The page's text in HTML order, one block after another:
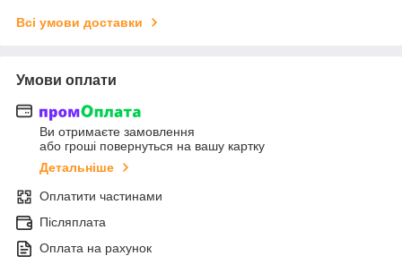
Всі умови доставки
Умови оплати
Ви отримаєте замовлення
або гроші повернуться на вашу картку
Детальніше
Оплатити частинами
Післяплата
Оплата на рахунок